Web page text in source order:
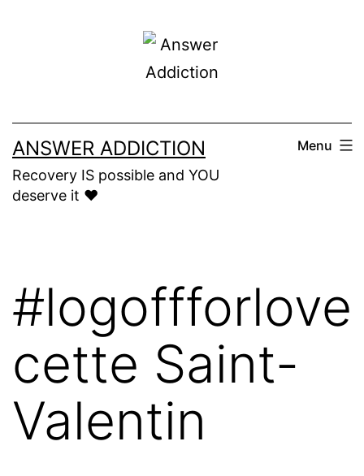
ANSWER ADDICTION
Recovery IS possible and YOU
deserve it ❤️
Menu
#logoffforlove
cette Saint-
Valentin